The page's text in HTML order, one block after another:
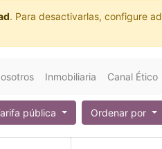
. Para desactivarlas, configure
Inmobiliaria Canal Ético
pública Ordenar por